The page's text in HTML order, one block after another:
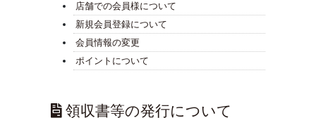
店舗での会員様について
新規会員登録について
会員情報の変更
ポイントについて
領収書等の発行について